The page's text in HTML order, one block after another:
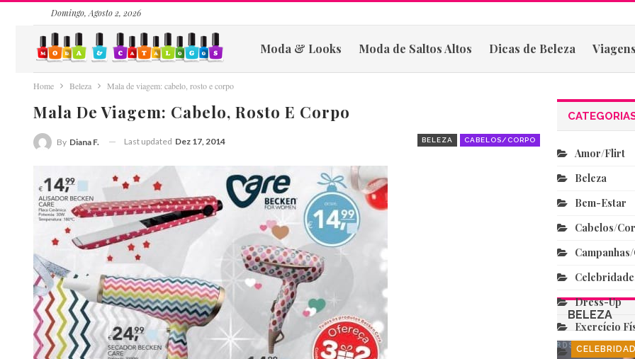
Domingo, Agosto 2, 2026
Moda & Looks Moda de Saltos Altos Dicas de Beleza
Home Beleza Mala de viagem: cabelo, rosto e corpo
Mala De Viagem: Cabelo, Rosto E Corpo
BELEZA CABELOS/CORPO
By Diana F. Last updated Dez 17, 2014
BELEZA
Amor/flirt
Beleza
Bem-Estar
Cabelos/
Dress-Up
Exercício
Fim